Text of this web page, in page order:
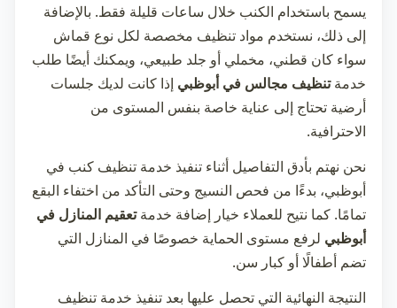
يسمح باستخدام الكنب خلال ساعات قليلة فقط. بالإضافة
إلى ذلك، نستخدم مواد تنظيف مخصصة لكل نوع قماش
سواء كان قطني، مخملي أو جلد طبيعي، ويمكنك أيضًا طلب
خدمةتنظيف مجالس في أبوظبي إذا كانت لديك جلسات
أرضية تحتاج إلى عناية خاصة بنفس المستوى من
الاحترافية.
نحن نهتم بأدق التفاصيل أثناء تنفيذ خدمة تنظيف كنب في
أبوظبي، بدءًا من فحص النسيج وحتى التأكد من اختفاء البقع
تمامًا. كما نتيح للعملاء خيار إضافة خدمةتعقيم المنازل في
أبوظبي لرفع مستوى الحماية خصوصًا في المنازل التي
تضم أطفالًا أو كبار سن.
النتيجة النهائية التي تحصل عليها بعد تنفيذ خدمة تنظيف